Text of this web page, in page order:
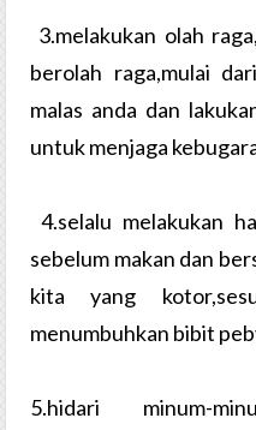
3.melakukan olah
berolah raga,mulai
malas anda dan
untuk menjaga
4.selalu melakukan
sebelum makan dan
kita yang
menumbuhkan bibit
5.hidari minum-